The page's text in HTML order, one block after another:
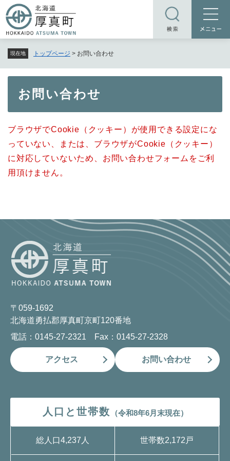
ー
ジ
頭
で
現在地 トップページ > お問い合わせ
お問い合わせ
ブラウザでCookie（クッキー）が使用できる設定にな
っていない、または、ブラウザがCookie（クッキー）
に対応していないため、お問い合わせフォームをご利
用頂けません。
〒059-1692
北海道勇払郡厚真町京町120番地
電話：0145-27-2321 Fax：0145-27-2328
アクセス お問い合わせ
人口と世帯数 （令和8年6月末現在）
総人口4,237人 世帯数2,172戸